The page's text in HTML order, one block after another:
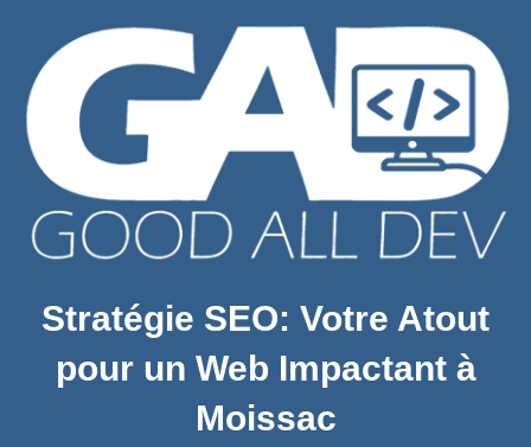
Stratégie SEO: Votre Atout
pour un Web Impactant à
Moissac